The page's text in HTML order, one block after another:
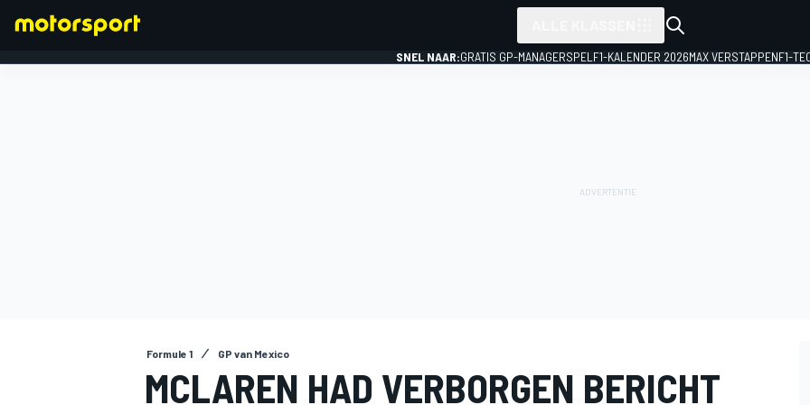
SNEL NAAR:GRATIS GP-MANAGERSPEL F1-KALENDER 2026MAX VERSTAPPENF1-
Formule 1 GP van Mexico
MCLAREN HAD VERBORGEN BERICHT